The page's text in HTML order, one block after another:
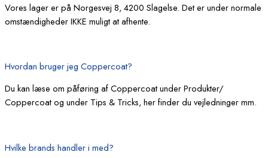
Vores lager er på Norgesvej 8, 4200 Slagelse. Det er under normale
omstændigheder IKKE muligt at afhente.
Hvordan bruger jeg Coppercoat?
Du kan læse om påføring af Coppercoat under Produkter/
Coppercoat og under Tips & Tricks, her finder du vejledninger mm.
Hvilke brands handler i med?